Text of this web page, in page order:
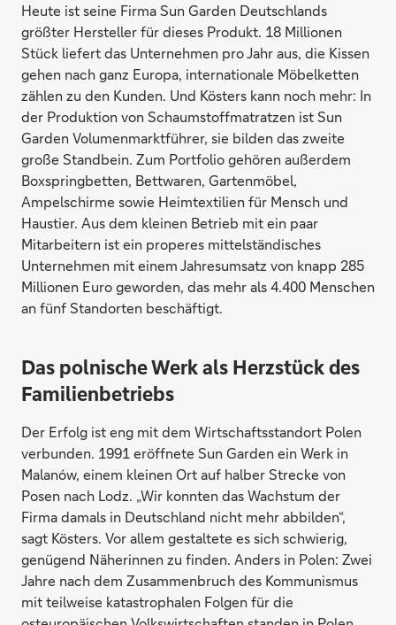
Heute ist seine Firma Sun Garden Deutschlands
größter Hersteller für dieses Produkt. 18 Millionen
Stück liefert das Unternehmen pro Jahr aus, die Kissen
gehen nach ganz Europa, internationale Möbelketten
zählen zu den Kunden. Und Kösters kann noch mehr: In
der Produktion von Schaumstoffmatratzen ist Sun
Garden Volumenmarktführer, sie bilden das zweite
große Standbein. Zum Portfolio gehören außerdem
Boxspringbetten, Bettwaren, Gartenmöbel,
Ampelschirme sowie Heimtextilien für Mensch und
Haustier. Aus dem kleinen Betrieb mit ein paar
Mitarbeitern ist ein properes mittelständisches
Unternehmen mit einem Jahresumsatz von knapp 285
Millionen Euro geworden, das mehr als 4.400 Menschen
an fünf Standorten beschäftigt.
Das polnische Werk als Herzstück des
Familienbetriebs
Der Erfolg ist eng mit dem Wirtschaftsstandort Polen
verbunden. 1991 eröffnete Sun Garden ein Werk in
Malanów, einem kleinen Ort auf halber Strecke von
Posen nach Lodz. „Wir konnten das Wachstum der
Firma damals in Deutschland nicht mehr abbilden“,
sagt Kösters. Vor allem gestaltete es sich schwierig,
genügend Näherinnen zu finden. Anders in Polen: Zwei
Jahre nach dem Zusammenbruch des Kommunismus
mit teilweise katastrophalen Folgen für die